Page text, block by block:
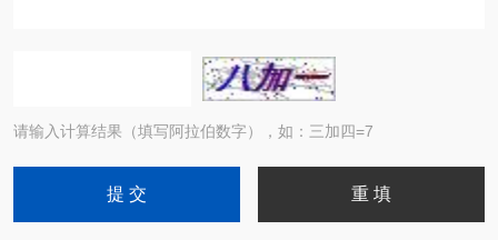
请输入计算结果（填写阿拉伯数字），如：三加四=7